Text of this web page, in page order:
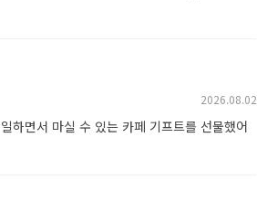
2026.08.02
하면서 마실 수 있는 카페 기프트를 선물했어